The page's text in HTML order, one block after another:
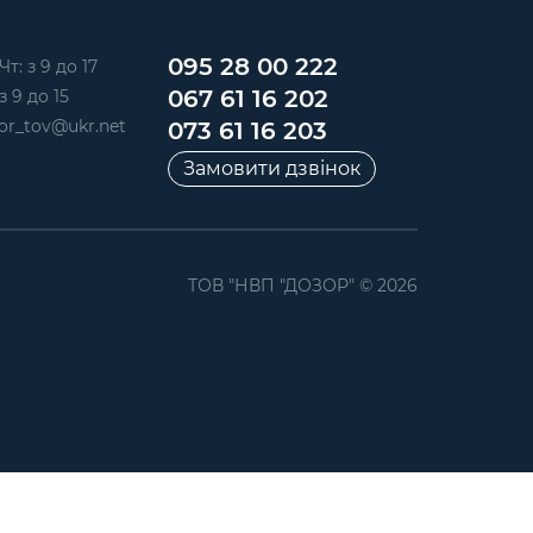
з 9 до 17
9 до 15
095 28 00 222
067 61 16 202
073 61 16 203
Замовити дзвінок
ТОВ "НВП "ДОЗОР" © 2026